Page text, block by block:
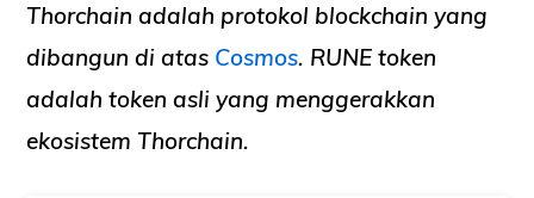
Thorchain adalah protokol blockchain yang
dibangun di atas Cosmos. RUNE token
adalah token asli yang menggerakkan
ekosistem Thorchain.